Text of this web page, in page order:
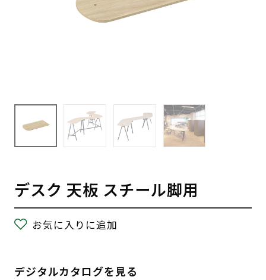
デスク 天板 スチール脚用
お気に入りに追加
デジタルカタログを見る